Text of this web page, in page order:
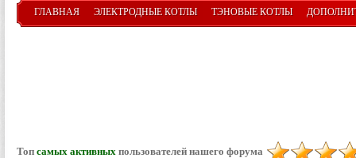
ГЛАВНАЯ ЭЛЕКТРОДНЫЕ КОТЛЫ ТЭНОВЫЕ КОТЛЫ
Топ самых активных пользователей нашего форума